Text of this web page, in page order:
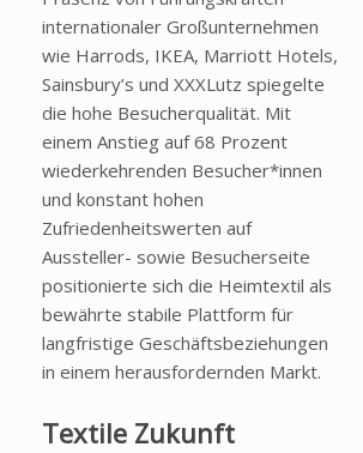
internationaler Großunternehmen
wie Harrods, IKEA, Marriott Hotels,
Sainsbury’s und XXXLutz spiegelte
die hohe Besucherqualität. Mit
einem Anstieg auf 68 Prozent
wiederkehrenden Besucher*innen
und konstant hohen
Zufriedenheitswerten auf
Aussteller- sowie Besucherseite
positionierte sich die Heimtextil als
bewährte stabile Plattform für
langfristige Geschäftsbeziehungen
in einem herausfordernden Markt.
Textile Zukunft